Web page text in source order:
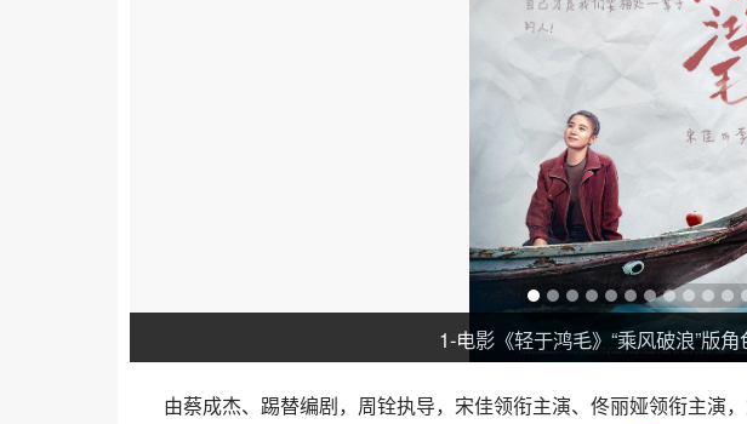
1-电影《轻于鸿毛》“乘风破浪”版
由蔡成杰、踢替编剧，周铨执导，宋佳领衔主演、佟丽娅领衔主演